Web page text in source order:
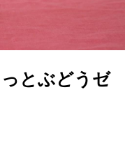
とぶどうゼ